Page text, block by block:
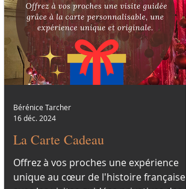
La Carte Cadeau
Offrez à vos proches une expérience
unique au cœur de l'histoire française
Bérénice Tarcher
16 déc. 2024